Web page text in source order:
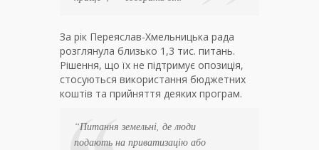
За рік Переяслав-Хмельницька рада
розглянула близько 1,3 тис. питань.
Рішення, що їх не підтримує опозиція,
стосуються використання бюджетних
коштів та прийняття деяких програм.
“Питання земельні, де люди
подають на приватизацію або